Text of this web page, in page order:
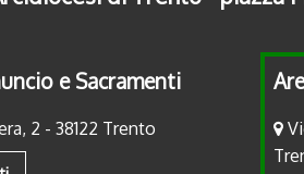
e Sacramenti
2 - 38122 Trento